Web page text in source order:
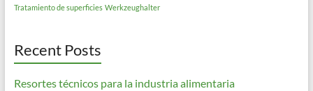
Tratamiento de superficies Werkzeughalter
Recent Posts
Resortes técnicos para la industria alimentaria